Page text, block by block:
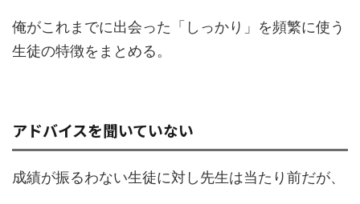
俺がこれまでに出会った「しっかり」を頻繁に使う
生徒の特徴をまとめる。
アドバイスを聞いていない
成績が振るわない生徒に対し先生は当たり前だが、